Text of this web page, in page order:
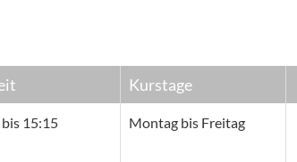
Kurstage
15:15 Montag bis Freitag